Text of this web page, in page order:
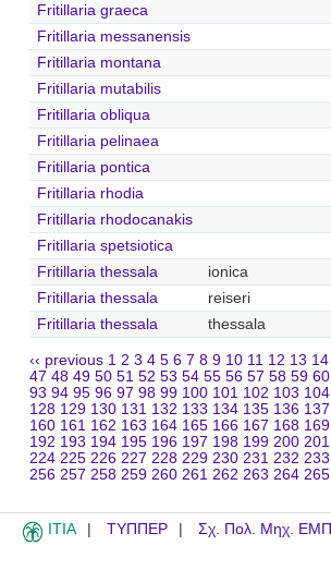
Fritillaria graeca
Fritillaria messanensis
Fritillaria montana
Fritillaria mutabilis
Fritillaria obliqua
Fritillaria pelinaea
Fritillaria pontica
Fritillaria rhodia
Fritillaria rhodocanakis
Fritillaria spetsiotica
Fritillaria thessala
ionica
Fritillaria thessala
reiseri
Fritillaria thessala
thessala
‹‹ previous 1 2 3 4 5 6 7 8 9 10 11 12 13 14
47 48 49 50 51 52 53 54 55 56 57 58 59 60
93 94 95 96 97 98 99 100 101 102 103 104
128 129 130 131 132 133 134 135 136 137
160 161 162 163 164 165 166 167 168 169
192 193 194 195 196 197 198 199 200 201
224 225 226 227 228 229 230 231 232 233
256 257 258 259 260 261 262 263 264 265
ITIA ΤΥΠΠΕΡ Σχ. Πολ. Μηχ. ΕΜΠ